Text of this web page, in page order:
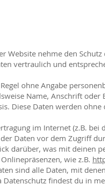
Website nehme den
vertraulich und
ohne Angabe
Name, Anschrift
Diese Daten werden
im Internet (z.B.
Daten vor dem Zugriff
darüber, was mit deinen
wie z.B.
sind alle Daten, mit
findest du in